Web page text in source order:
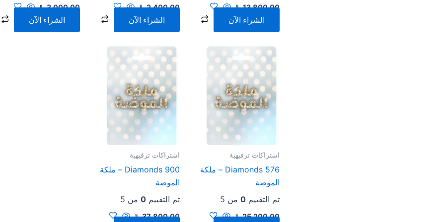
13,800.00﷼
الشراء الآن
2,400.00﷼
الشراء الآن
3,000.00﷼
الشراء الآن
اشتراكات ترفيهية
576 Diamonds – ملكة
الموضة
تم التقييم 0من 5
25,200.00﷼
اشتراكات ترفيهية
900 Diamonds – ملكة
الموضة
تم التقييم0 من 5
37,800.00﷼